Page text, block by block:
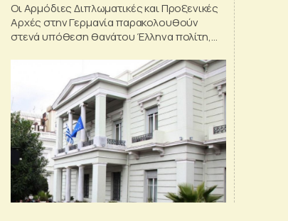
Οι Αρμόδιες Διπλωματικές και Προξενικές
Αρχές στην Γερμανία παρακολουθούν
στενά υπόθεση θανάτου Έλληνα πολίτη,
αστυνομικό τμήμα Βούπερταλ, τονίζουν
διπλωματικές πηγές